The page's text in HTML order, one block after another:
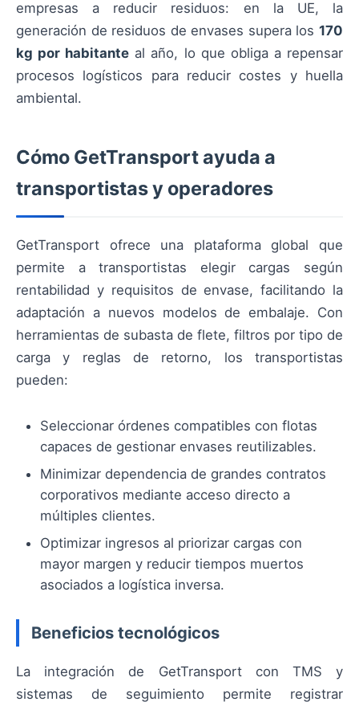
empresas a reducir residuos: en la UE, la
generación de residuos de envases supera los 170
kg por habitante al año, lo que obliga a repensar
procesos logísticos para reducir costes y huella
ambiental.
Cómo GetTransport ayuda a
transportistas y operadores
GetTransport ofrece una plataforma global que
permite a transportistas elegir cargas según
rentabilidad y requisitos de envase, facilitando la
adaptación a nuevos modelos de embalaje. Con
herramientas de subasta de flete, filtros por tipo de
carga y reglas de retorno, los transportistas
pueden:
Seleccionar órdenes compatibles con flotas
capaces de gestionar envases reutilizables.
Minimizar dependencia de grandes contratos
corporativos mediante acceso directo a
múltiples clientes.
Optimizar ingresos al priorizar cargas con
mayor margen y reducir tiempos muertos
asociados a logística inversa.
Beneficios tecnológicos
La integración de GetTransport con TMS y
sistemas de seguimiento permite registrar